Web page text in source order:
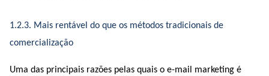
1.2.3. Mais rentável do que os métodos tradicionais de
comercialização
Uma das principais razões pelas quais o e-mail marketing é